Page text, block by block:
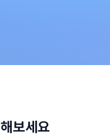
보세요